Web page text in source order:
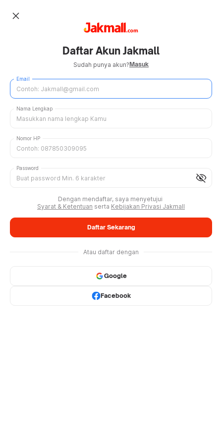
close
Daftar Akun Jakmall
Sudah punya akun?Masuk
Email
Nama Lengkap
Nomor HP
visibility_off
Password
Dengan mendaftar, saya menyetujui
Syarat & Ketentuan serta Kebijakan Privasi Jakmall
Daftar Sekarang
Atau daftar dengan
Google
Facebook